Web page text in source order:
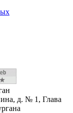
д. № 1, Глава